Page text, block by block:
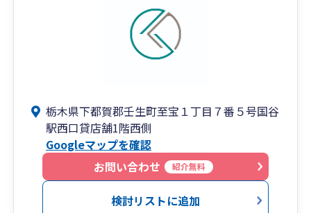
栃木県下都賀郡壬生町至宝１丁目７番５号国谷
駅西口貸店舗1階西側
Googleマップを確認
お問い合わせ
紹介無料
検討リストに追加